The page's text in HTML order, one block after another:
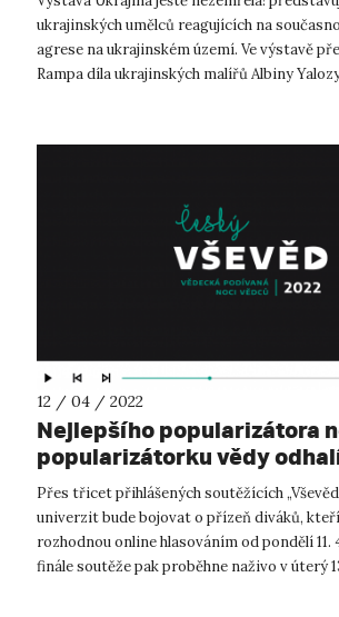
ukrajinských umělců reagujících na
agrese na ukrajinském území. Ve výstavě
Rampa díla ukrajinských malířů Albiny
12 / 04 / 2022
Nejlepšího popularizátora
popularizátorku vědy
Český Vševěd
Přes třicet přihlášených soutěžících
univerzit bude bojovat o přízeň diváků,
rozhodnou online hlasováním od pondělí 11.
finále soutěže pak proběhne naživo v úterý